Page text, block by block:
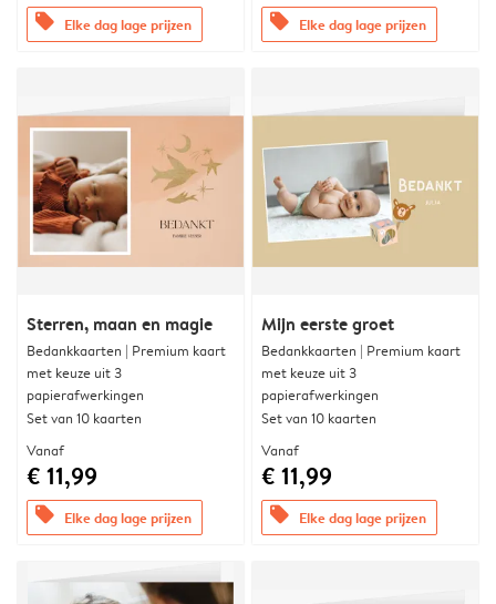
offers Elke dag lage prijzen offers Elke dag lage prijzen
Sterren, maan en magie
Bedankkaarten | Premium kaart
met keuze uit 3
papierafwerkingen
Set van 10 kaarten
Vanaf
€ 11,99
offers Elke dag lage prijzen
Mijn eerste groet
Bedankkaarten | Premium kaart
met keuze uit 3
papierafwerkingen
Set van 10 kaarten
Vanaf
€ 11,99
offers Elke dag lage prijzen